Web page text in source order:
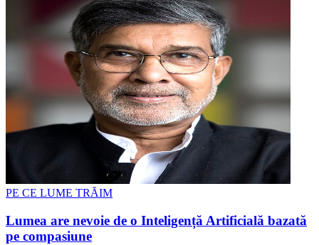
PE CE LUME TRĂIM
Lumea are nevoie de o Inteligență Artificială bazată
pe compasiune